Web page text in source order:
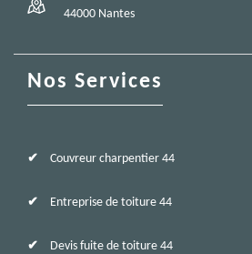
44000 Nantes
Nos Services
Couvreur charpentier 44
Entreprise de toiture 44
Devis fuite de toiture 44